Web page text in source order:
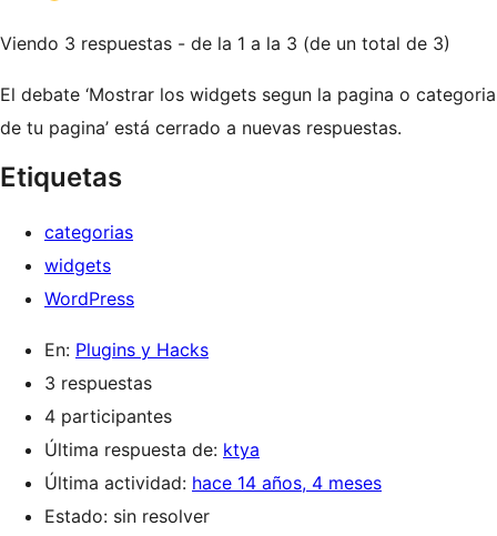
Viendo 3 respuestas - de la 1 a la 3 (de un total de 3)
El debate ‘Mostrar los widgets segun la pagina o categoria
de tu pagina’ está cerrado a nuevas respuestas.
Etiquetas
categorias
widgets
WordPress
En: Plugins y Hacks
3 respuestas
4 participantes
Última respuesta de: ktya
Última actividad: hace 14 años, 4 meses
Estado: sin resolver